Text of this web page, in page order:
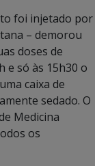
foi injetado por
– demorou
doses de
e só às 15h30 o
caixa de
sedado. O
Medicina
os